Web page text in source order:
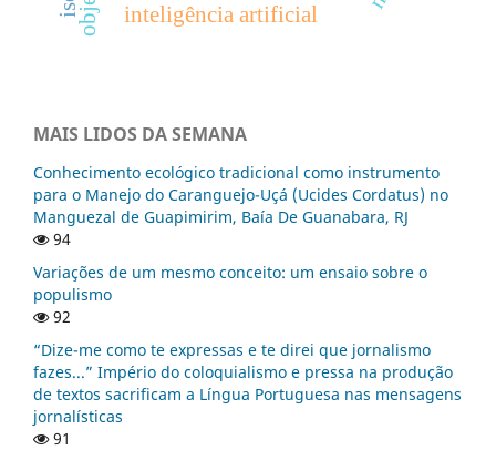
inteligência artificial
MAIS LIDOS DA SEMANA
Conhecimento ecológico tradicional como instrumento
para o Manejo do Caranguejo-Uçá (Ucides Cordatus) no
Manguezal de Guapimirim, Baía De Guanabara, RJ
94
Variações de um mesmo conceito: um ensaio sobre o
populismo
92
“Dize-me como te expressas e te direi que jornalismo
fazes...” Império do coloquialismo e pressa na produção
de textos sacrificam a Língua Portuguesa nas mensagens
jornalísticas
91